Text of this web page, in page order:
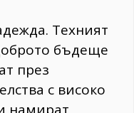
Техният
бъдеще
през
с високо